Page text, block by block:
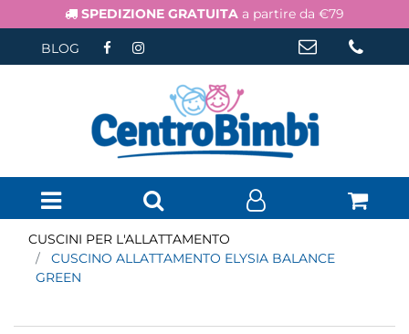
SPEDIZIONE GRATUITA a partire da €79
BLOG
Open menu
CUSCINI PER L'ALLATTAMENTO
CUSCINO ALLATTAMENTO ELYSIA BALANCE
GREEN